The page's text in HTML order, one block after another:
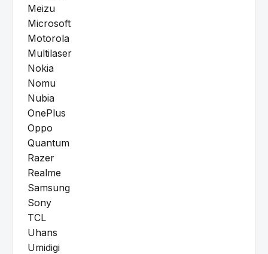
Meizu
Microsoft
Motorola
Multilaser
Nokia
Nomu
Nubia
OnePlus
Oppo
Quantum
Razer
Realme
Samsung
Sony
TCL
Uhans
Umidigi